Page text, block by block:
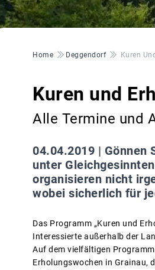
Pfadnavigation
Home Deggendorf Kuren
Kuren und
Alle Termine und
04.04.2019 | Gönnen
unter
organisieren nicht
wobei sicherlich für
Das Programm „Kuren und
Interessierte außerhalb der
Auf dem vielfältigen
Erholungswochen in Grainau,